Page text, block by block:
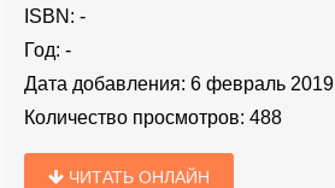
ISBN: -
Год: -
Дата добавления: 6 февраль 2019
Количество просмотров: 488
ЧИТАТЬ ОНЛАЙН